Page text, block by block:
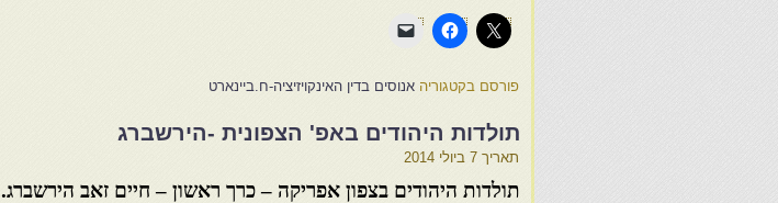
פורסם בקטגוריה אנוסים בדין האינקויזיציה-ח.ביינארט
תולדות היהודים באפ' הצפונית -הירשברג
תאריך 7 ביולי 2014
תולדות היהודים בצפון אפריקה – כרך ראשון – חיים זאב הירשברג.